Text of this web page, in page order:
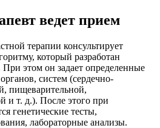
ведет прием
терапии консультирует
который разработан
этом он задает определенные
систем (сердечно-
пищеварительной,
и т. д.). После этого при
генетические тесты,
лабораторные анализы.